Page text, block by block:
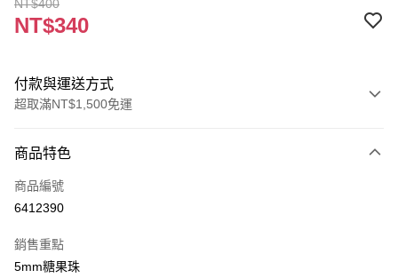
NT$400
NT$340
付款與運送方式
超取滿NT$1,500免運
信用卡一次付款
超商取貨付款
街口支付
商品特色
商品編號
6412390
銷售重點
5mm糖果珠